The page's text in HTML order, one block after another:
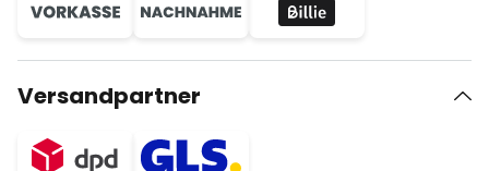
Versandpartner